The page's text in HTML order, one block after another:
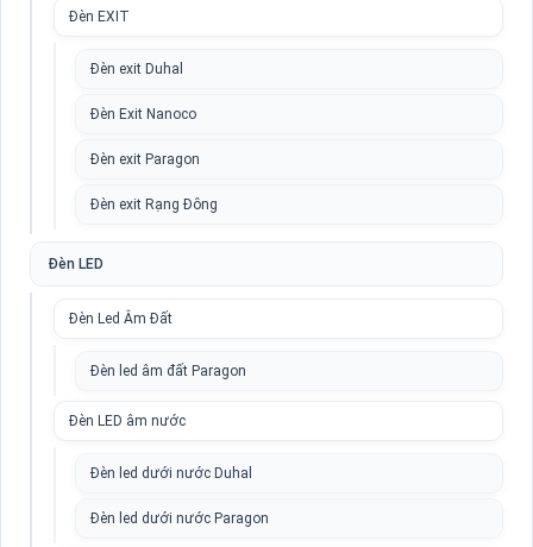
Đèn EXIT
Đèn exit Duhal
Đèn Exit Nanoco
Đèn exit Paragon
Đèn exit Rạng Đông
Đèn LED
Đèn Led Âm Đất
Đèn led âm đất Paragon
Đèn LED âm nước
Đèn led dưới nước Duhal
Đèn led dưới nước Paragon